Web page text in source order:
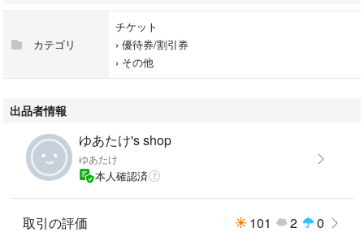
カテゴリ
チケット
› 優待券/割引券
› その他
出品者情報
ゆあたけ's shop
ゆあたけ
本人確認済
取引の評価 101 2 0